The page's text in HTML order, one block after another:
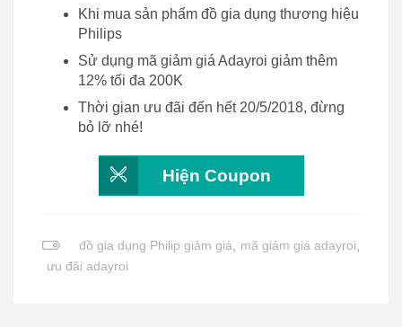
Khi mua sản phẩm đồ gia dụng thương hiệu
Philips
Sử dụng mã giảm giá Adayroi giảm thêm
12% tối đa 200K
Thời gian ưu đãi đến hết 20/5/2018, đừng
bỏ lỡ nhé!
Hiện Coupon
đồ gia dụng Philip giảm giá, mã giảm giá adayroi,
ưu đãi adayroi